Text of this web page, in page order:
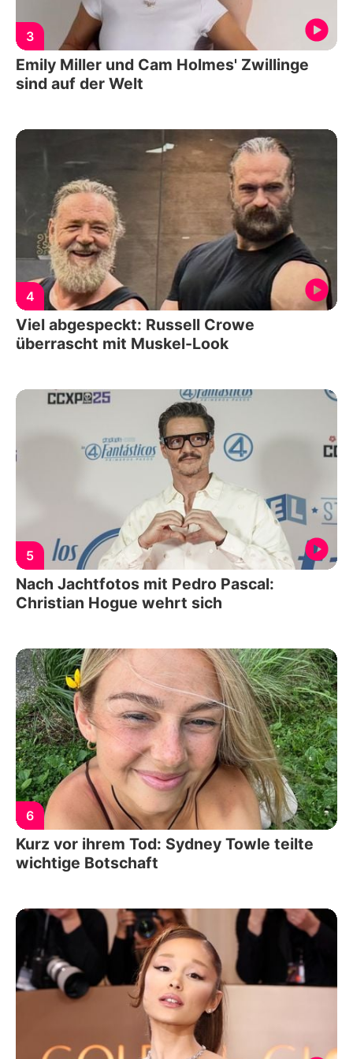
3
Emily Miller und Cam Holmes' Zwillinge
sind auf der Welt
4
Viel abgespeckt: Russell Crowe
überrascht mit Muskel-Look
5
Nach Jachtfotos mit Pedro Pascal:
Christian Hogue wehrt sich
6
Kurz vor ihrem Tod: Sydney Towle teilte
wichtige Botschaft